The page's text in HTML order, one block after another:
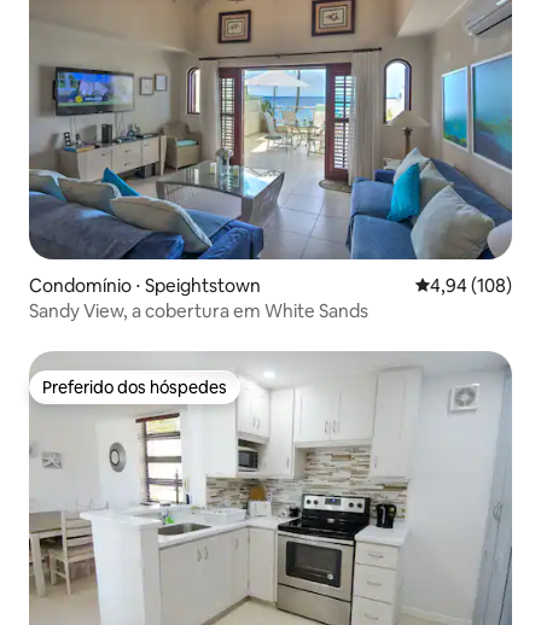
Condomínio ⋅ Speightstown 4,94 de uma
4,94 (108)
Sandy View, a cobertura em White Sands
Preferido dos hóspedes
Preferido dos hóspedes